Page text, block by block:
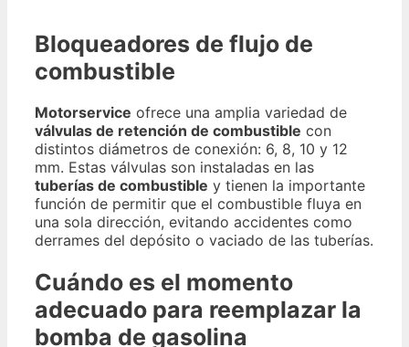
Bloqueadores de flujo de
combustible
Motorservice ofrece una amplia variedad de
válvulas de retención de combustible con
distintos diámetros de conexión: 6, 8, 10 y 12
mm. Estas válvulas son instaladas en las
tuberías de combustible y tienen la importante
función de permitir que el combustible fluya en
una sola dirección, evitando accidentes como
derrames del depósito o vaciado de las tuberías.
Cuándo es el momento
adecuado para reemplazar la
bomba de gasolina